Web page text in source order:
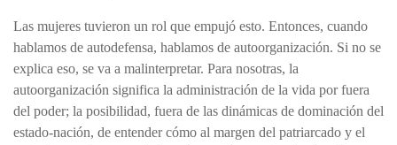
Las mujeres tuvieron un rol que empujó esto. Entonces, cuando
hablamos de autodefensa, hablamos de autoorganización. Si no se
explica eso, se va a malinterpretar. Para nosotras, la
autoorganización significa la administración de la vida por fuera
del poder; la posibilidad, fuera de las dinámicas de dominación del
estado-nación, de entender cómo al margen del patriarcado y el